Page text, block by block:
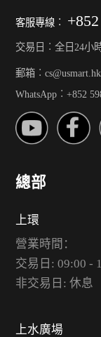
客服專線︰
交易日︰全日24小
郵箱︰cs@usmart.hk
WhatsApp︰+852
總部
上環
營業時間：
交易日: 09:00 -
非交易日: 休息
上水廣場